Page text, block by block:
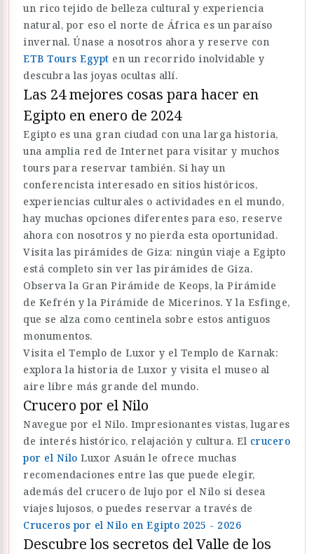
un rico tejido de belleza cultural y experiencia
natural, por eso el norte de África es un paraíso
invernal. Únase a nosotros ahora y reserve con
ETB Tours Egypt en un recorrido inolvidable y
descubra las joyas ocultas allí.
Las 24 mejores cosas para hacer en
Egipto en enero de 2024
Egipto es una gran ciudad con una larga historia,
una amplia red de Internet para visitar y muchos
tours para reservar también. Si hay un
conferencista interesado en sitios históricos,
experiencias culturales o actividades en el mundo,
hay muchas opciones diferentes para eso, reserve
ahora con nosotros y no pierda esta oportunidad.
Visita las pirámides de Giza: ningún viaje a Egipto
está completo sin ver las pirámides de Giza.
Observa la Gran Pirámide de Keops, la Pirámide
de Kefrén y la Pirámide de Micerinos. Y la Esfinge,
que se alza como centinela sobre estos antiguos
monumentos.
Visita el Templo de Luxor y el Templo de Karnak:
explora la historia de Luxor y visita el museo al
aire libre más grande del mundo.
Crucero por el Nilo
Navegue por el Nilo. Impresionantes vistas, lugares
de interés histórico, relajación y cultura. El crucero
por el Nilo Luxor Asuán le ofrece muchas
recomendaciones entre las que puede elegir,
además del crucero de lujo por el Nilo si desea
viajes lujosos, o puedes reservar a través de
Cruceros por el Nilo en Egipto 2025 - 2026
Descubre los secretos del Valle de los